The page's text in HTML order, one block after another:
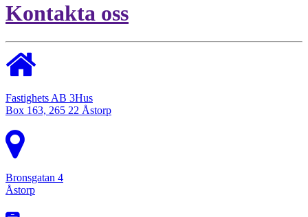
Kontakta oss
Fastighets AB 3Hus
Box 163, 265 22 Åstorp
Bronsgatan 4
Åstorp